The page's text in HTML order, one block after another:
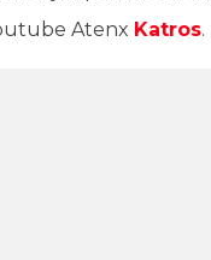
Atenx Katros.